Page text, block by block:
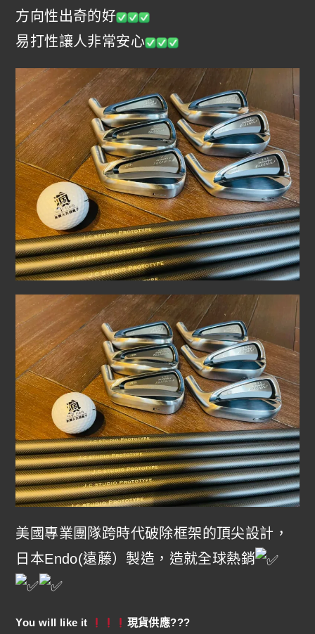
方向性出奇的好
易打性讓人非常安心
美國專業團隊跨時代破除框架的頂尖設計，
日本Endo(遠藤）製造，造就全球熱銷
You will like it 現貨供應???